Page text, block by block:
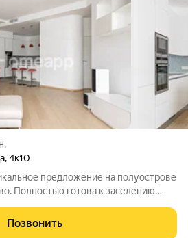
,4к10
предложение на полуострове
Полностью готова к заселению
на 4 этаже 6-этажного
Позвонить